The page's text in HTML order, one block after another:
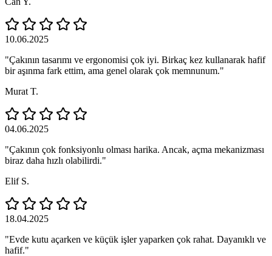
10.06.2025
"Çakının tasarımı ve ergonomisi çok iyi. Birkaç kez kullanarak hafif
bir aşınma fark ettim, ama genel olarak çok memnunum."
Murat T.
04.06.2025
"Çakının çok fonksiyonlu olması harika. Ancak, açma mekanizması
biraz daha hızlı olabilirdi."
Elif S.
18.04.2025
"Evde kutu açarken ve küçük işler yaparken çok rahat. Dayanıklı ve
hafif."